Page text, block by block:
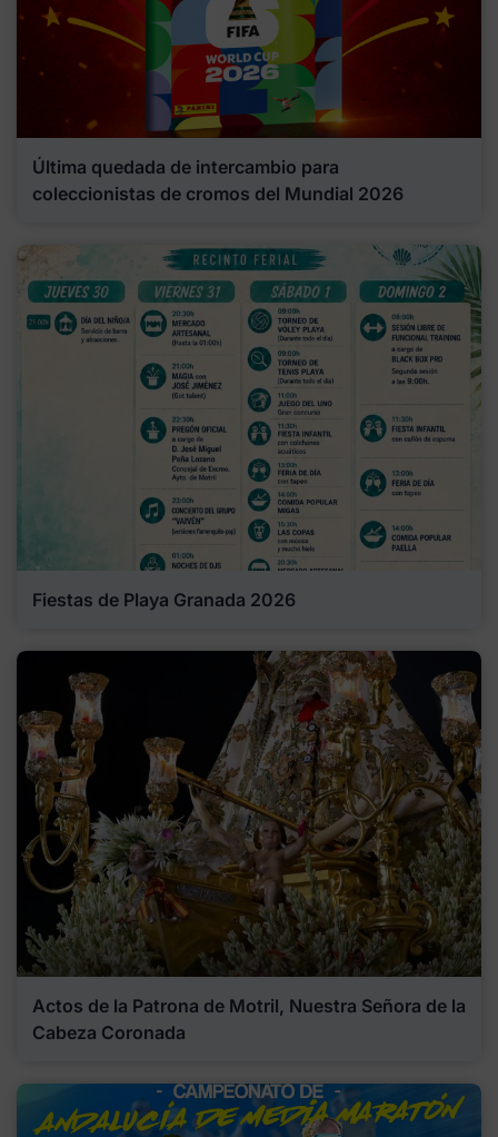
Última quedada de intercambio para
coleccionistas de cromos del Mundial 2026
Fiestas de Playa Granada 2026
Actos de la Patrona de Motril, Nuestra Señora de la
Cabeza Coronada